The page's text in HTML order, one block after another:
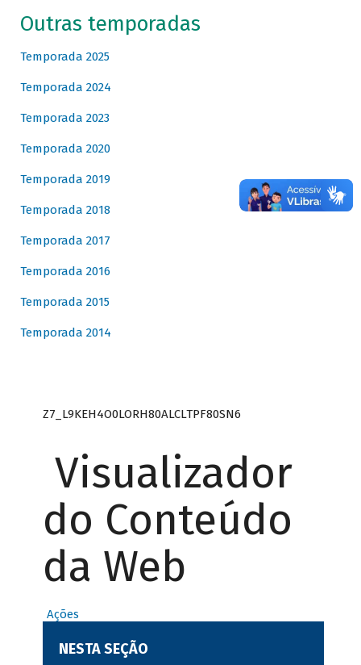
Outras temporadas
Temporada 2025
Temporada 2024
Temporada 2023
Temporada 2020
Temporada 2019
Temporada 2018
Temporada 2017
Temporada 2016
Temporada 2015
Temporada 2014
Z7_L9KEH4O0LORH80ALCLTPF80SN6
Visualizador
do Conteúdo
da Web
Ações
NESTA SEÇÃO